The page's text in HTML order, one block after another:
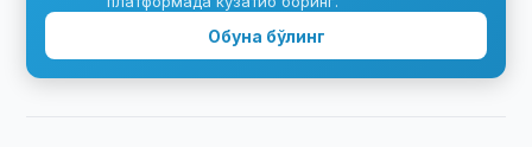
Обуна бўлинг